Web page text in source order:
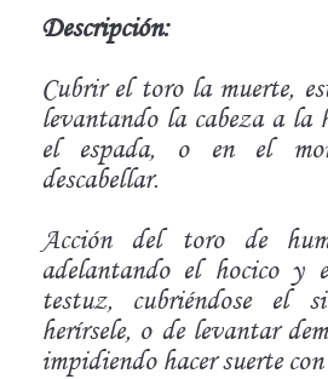
Descripción:
Cubrir el toro la muerte,
levantando la cabeza a la
el espada, o en el
descabellar.
Acción del toro de
adelantando el hocico y
testuz, cubriéndose el
herírsele, o de levantar
impidiendo hacer suerte